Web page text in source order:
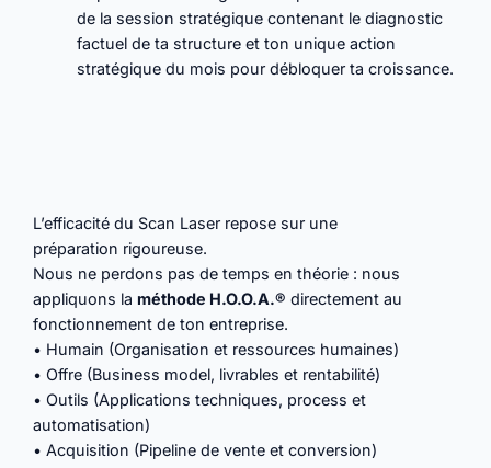
de la session stratégique contenant le diagnostic
factuel de ta structure et ton unique action
stratégique du mois pour débloquer ta croissance.
L’efficacité du Scan Laser repose sur une
préparation rigoureuse.
Nous ne perdons pas de temps en théorie : nous
appliquons la méthode H.O.O.A.® directement au
fonctionnement de ton entreprise.
• Humain (Organisation et ressources humaines)
• Offre (Business model, livrables et rentabilité)
• Outils (Applications techniques, process et
automatisation)
• Acquisition (Pipeline de vente et conversion)